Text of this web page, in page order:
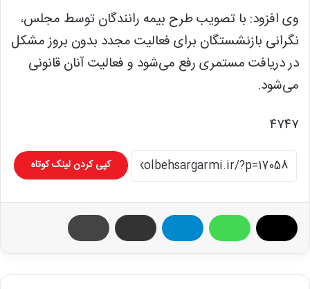
وی افزود: با تصویب طرح بیمه رانندگان توسط مجلس،
نگرانی بازنشستگان برای فعالیت مجدد بدون بروز مشکل
در دریافت مستمری رفع می‌شود و فعالیت آنان قانونی
می‌شود.
۴۷۴۷
کپی کردن لینک کوتاه